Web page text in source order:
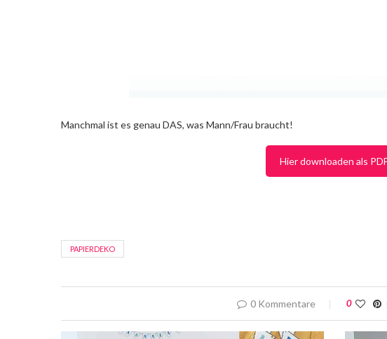
Manchmal ist es genau DAS, was Mann/Frau braucht!
Hier downloaden als
PAPIERDEKO
0 Kommentare 0